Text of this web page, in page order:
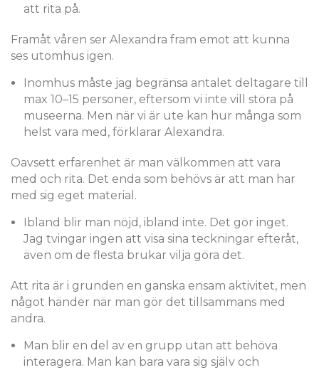
att rita på.
Framåt våren ser Alexandra fram emot att kunna
ses utomhus igen.
Inomhus måste jag begränsa antalet deltagare till
max 10–15 personer, eftersom vi inte vill störa på
museerna. Men när vi är ute kan hur många som
helst vara med, förklarar Alexandra.
Oavsett erfarenhet är man välkommen att vara
med och rita. Det enda som behövs är att man har
med sig eget material.
Ibland blir man nöjd, ibland inte. Det gör inget.
Jag tvingar ingen att visa sina teckningar efteråt,
även om de flesta brukar vilja göra det.
Att rita är i grunden en ganska ensam aktivitet, men
något händer när man gör det tillsammans med
andra.
Man blir en del av en grupp utan att behöva
interagera. Man kan bara vara sig själv och